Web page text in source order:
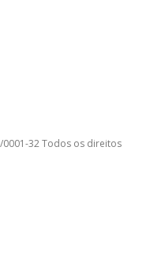
0001-32 Todos os direitos